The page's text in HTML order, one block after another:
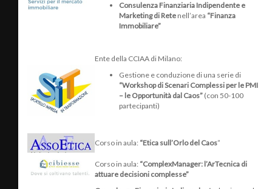
Consulenza Finanziaria Indipendente e
Marketing di Rete nell’area “Finanza
Immobiliare”
Ente della CCIAA di Milano:
Gestione e conduzione di una serie di
“Workshop di Scenari Complessi per le PMI
– le Opportunità dal Caos” (con 50-100
partecipanti)
Corso in aula: “Etica sull’Orlo del Caos”
Corso in aula: “ComplexManager: l’ArTecnica di
attuare decisioni complesse”